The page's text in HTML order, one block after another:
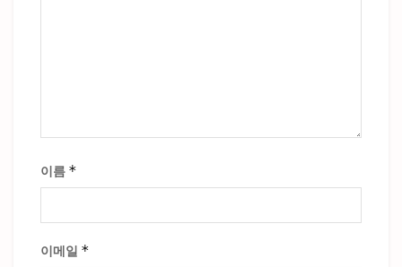
이름 *
이메일 *